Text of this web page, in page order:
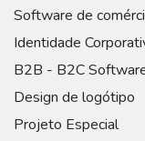
Software de
Identidade
B2B - B2C
Design de logótipo
Projeto Especial